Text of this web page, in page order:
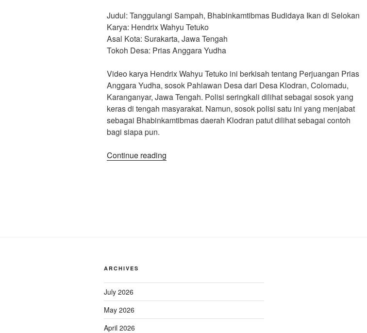
Judul: Tanggulangi Sampah, Bhabinkamtibmas Budidaya Ikan di Selokan
Karya: Hendrix Wahyu Tetuko
Asal Kota: Surakarta, Jawa Tengah
Tokoh Desa: Prias Anggara Yudha
Video karya Hendrix Wahyu Tetuko ini berkisah tentang Perjuangan Prias
Anggara Yudha, sosok Pahlawan Desa dari Desa Klodran, Colomadu,
Karanganyar, Jawa Tengah. Polisi seringkali dilihat sebagai sosok yang
keras di tengah masyarakat. Namun, sosok polisi satu ini yang menjabat
sebagai Bhabinkamtibmas daerah Klodran patut dilihat sebagai contoh
bagi siapa pun.
Continue reading
Tengah”
ARCHIVES
July 2026
May 2026
April 2026